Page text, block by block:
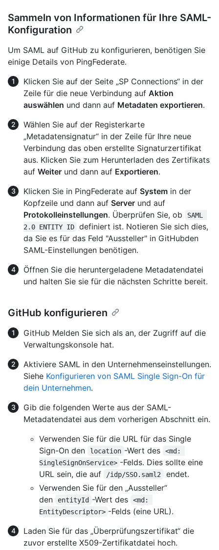
Sammeln von Informationen für Ihre SAML-
Konfiguration
Um SAML auf GitHub zu konfigurieren, benötigen Sie
einige Details von PingFederate.
Klicken Sie auf der Seite „SP Connections“ in der
Zeile für die neue Verbindung auf Aktion
auswählen und dann auf Metadaten exportieren.
Wählen Sie auf der Registerkarte
„Metadatensignatur“ in der Zeile für Ihre neue
Verbindung das oben erstellte Signaturzertifikat
aus. Klicken Sie zum Herunterladen des Zertifikats
auf Weiter und dann auf Exportieren.
Klicken Sie in PingFederate auf System in der
Kopfzeile und dann auf Server und auf
Protokolleinstellungen. Überprüfen Sie, ob
SAML
2.0 ENTITY ID
definiert ist. Notieren Sie sich dies,
da Sie es für das Feld "Aussteller" in GitHubden
SAML-Einstellungen benötigen.
Öffnen Sie die heruntergeladene Metadatendatei
und halten Sie sie für die nächsten Schritte bereit.
GitHub konfigurieren
GitHub Melden Sie sich als an, der Zugriff auf die
Verwaltungskonsole hat.
Aktiviere SAML in den Unternehmenseinstellungen.
Siehe Konfigurieren von SAML Single Sign-On für
dein Unternehmen.
Gib die folgenden Werte aus der SAML-
Metadatendatei aus dem vorherigen Abschnitt ein.
Verwenden Sie für die URL für das Single
Sign-On den
location -Wert des
<md:
SingleSignOnService> -Felds. Dies sollte eine
URL sein, die auf
/idp/SSO.saml2
endet.
Verwenden Sie für den „Aussteller“
den
entityId -Wert des
<md:
EntityDescriptor> -Felds (eine URL).
Laden Sie für das „Überprüfungszertifikat“ die
zuvor erstellte X509-Zertifikatdatei hoch.